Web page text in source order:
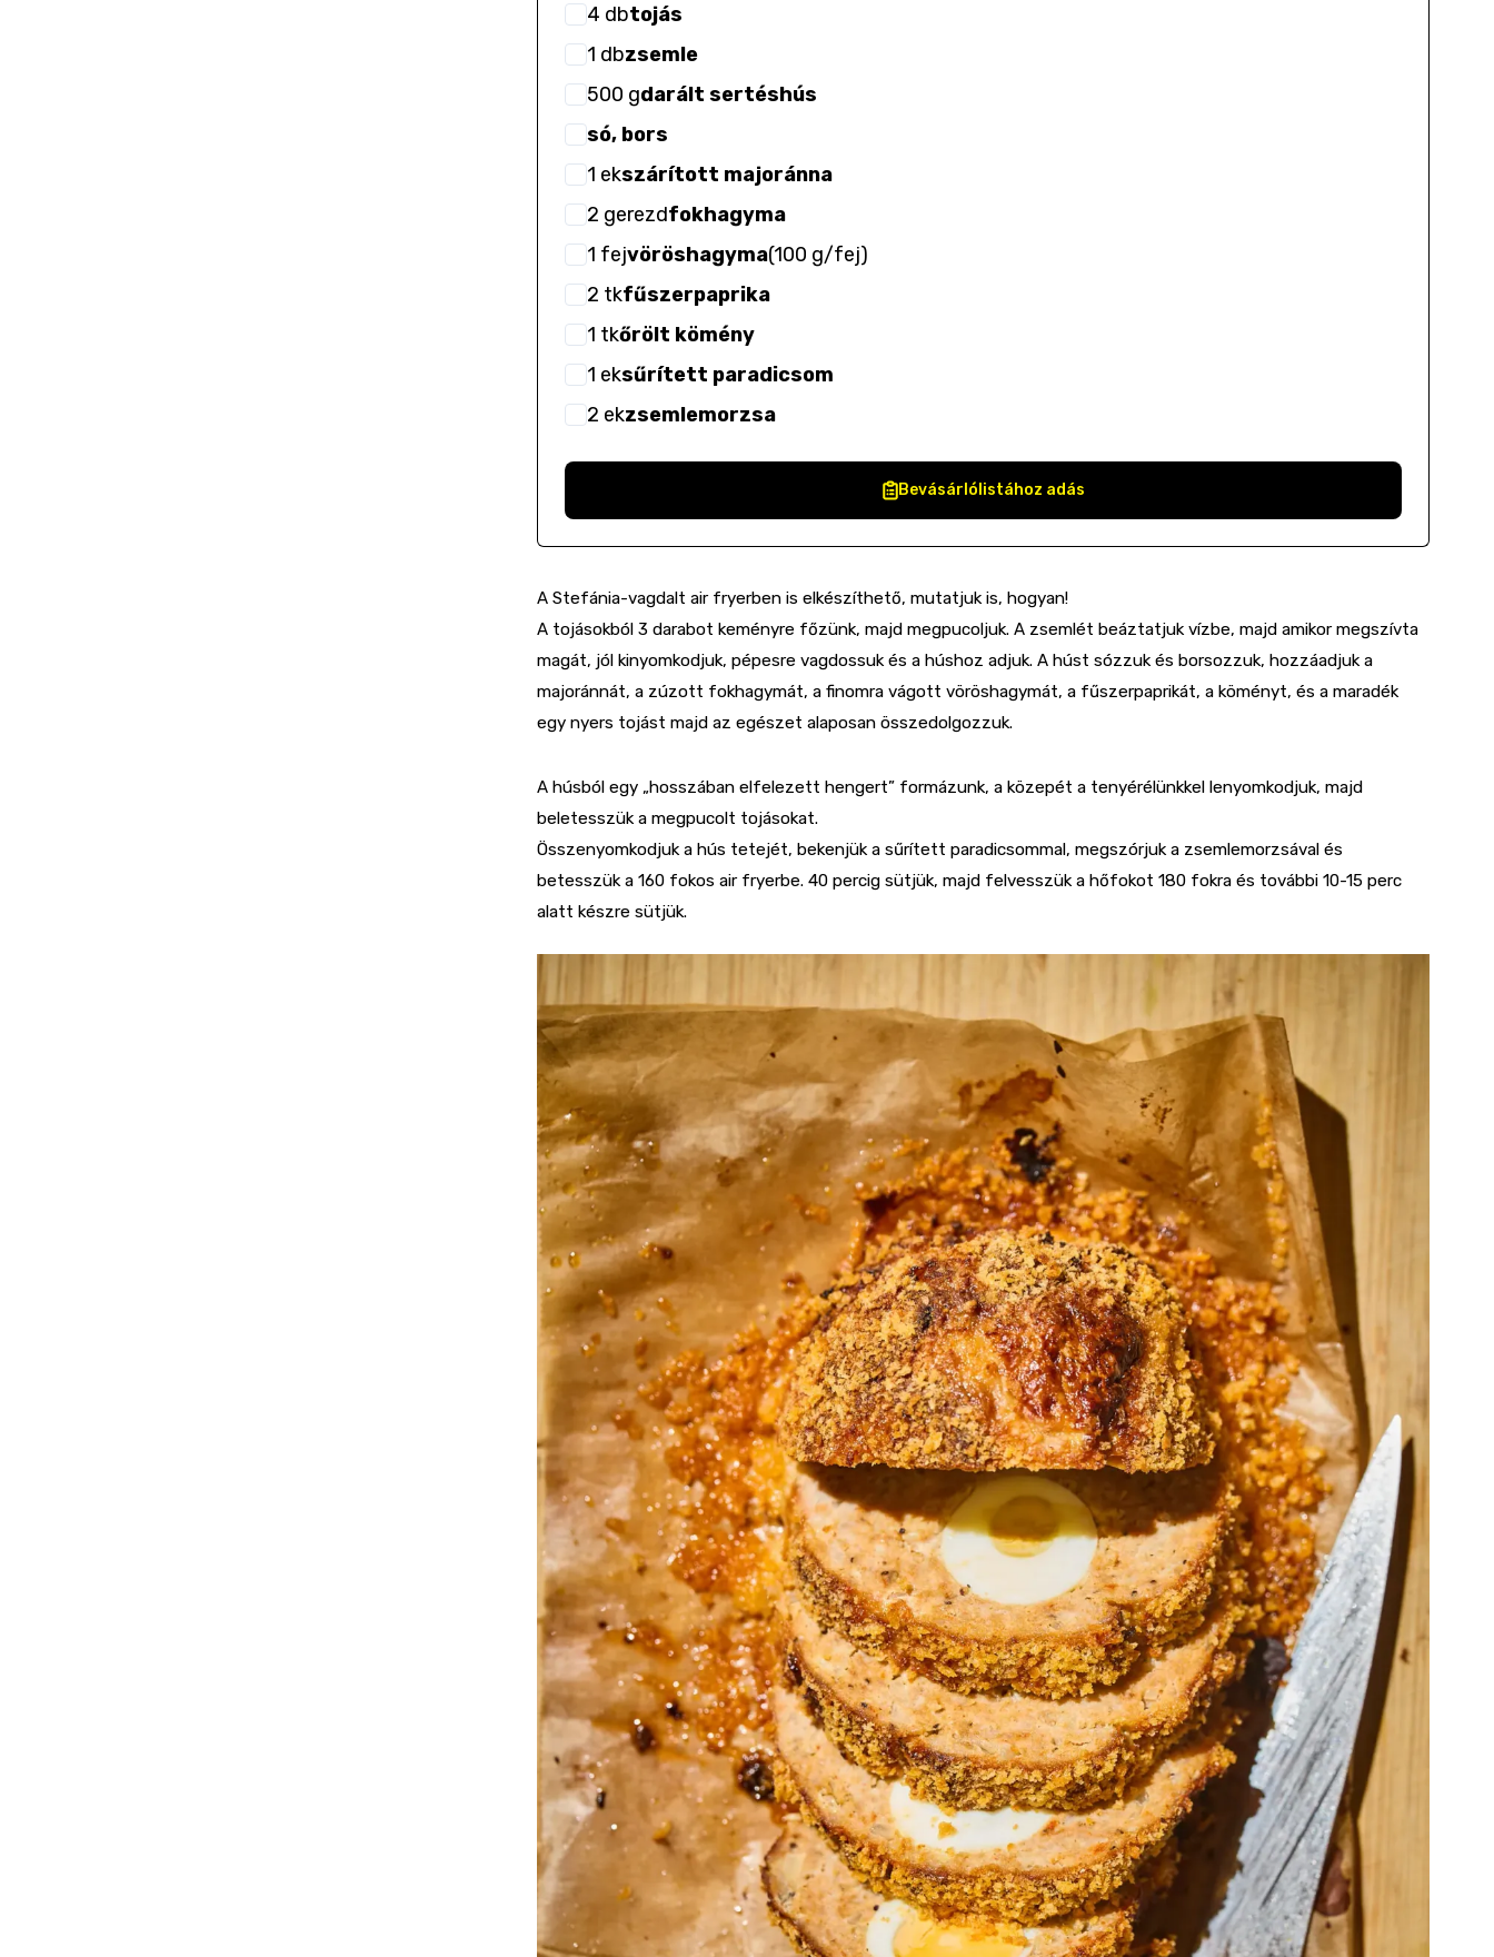
4 dbtojás
1 dbzsemle
500 gdarált sertéshús
só, bors
1 ekszárított majoránna
2 gerezdfokhagyma
1 fejvöröshagyma(100 g/fej)
2 tkfűszerpaprika
1 tkőrölt kömény
1 eksűrített paradicsom
2 ekzsemlemorzsa
Bevásárlólistához adás
A Stefánia-vagdalt air fryerben is elkészíthető, mutatjuk is, hogyan!
A tojásokból 3 darabot keményre főzünk, majd megpucoljuk. A zsemlét beáztatjuk vízbe, majd amikor megszívta
magát, jól kinyomkodjuk, pépesre vagdossuk és a húshoz adjuk. A húst sózzuk és borsozzuk, hozzáadjuk a
majoránnát, a zúzott fokhagymát, a finomra vágott vöröshagymát, a fűszerpaprikát, a köményt, és a maradék
egy nyers tojást majd az egészet alaposan összedolgozzuk.
A húsból egy „hosszában elfelezett hengert” formázunk, a közepét a tenyérélünkkel lenyomkodjuk, majd
beletesszük a megpucolt tojásokat.
Összenyomkodjuk a hús tetejét, bekenjük a sűrített paradicsommal, megszórjuk a zsemlemorzsával és
betesszük a 160 fokos air fryerbe. 40 percig sütjük, majd felvesszük a hőfokot 180 fokra és további 10-15 perc
alatt készre sütjük.